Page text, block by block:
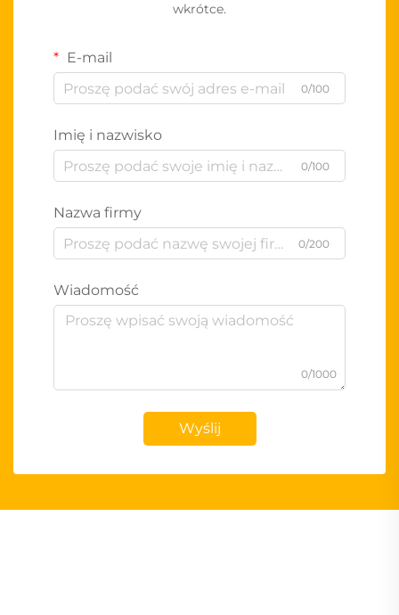
wkrótce.
E-mail
0/100
Imię i nazwisko
0/100
Nazwa firmy
0/200
Wiadomość
0/1000
Wyślij